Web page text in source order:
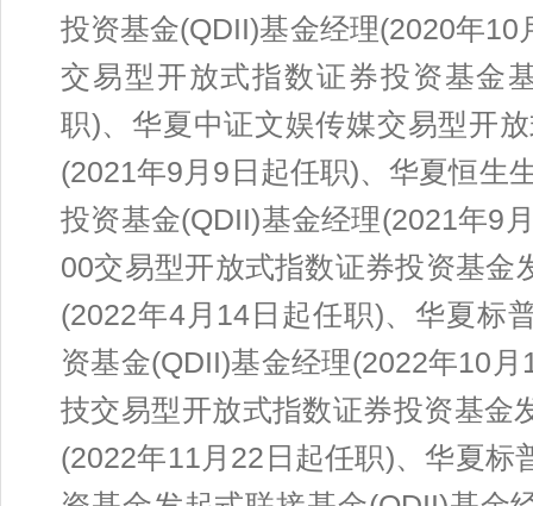
投资基金(QDII)基金经理(2020年
交易型开放式指数证券投资基金
职)、华夏中证文娱传媒交易型开
(2021年9月9日起任职)、华夏恒生
投资基金(QDII)基金经理(2021年9
00交易型开放式指数证券投资基金
(2022年4月14日起任职)、华夏标
资基金(QDII)基金经理(2022年10
技交易型开放式指数证券投资基金
(2022年11月22日起任职)、华夏标